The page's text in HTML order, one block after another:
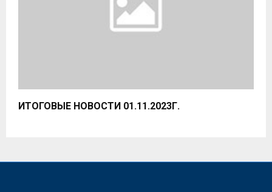
ИТОГОВЫЕ НОВОСТИ 01.11.2023Г.